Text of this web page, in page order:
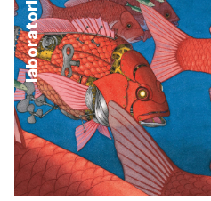
laboratori